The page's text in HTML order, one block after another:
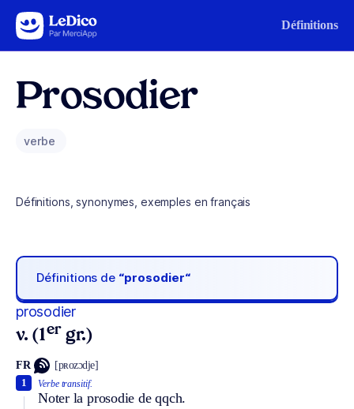
Aller au contenu Définitions
Prosodier
verbe
Définitions, synonymes, exemples en français
Définitions de “prosodier“
prosodier
v. (1er gr.)
FR [pʀozɔdje]
Verbe transitif.
Noter la prosodie de qqch.
1